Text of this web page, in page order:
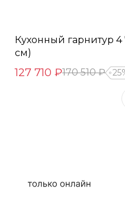
Кухонный гарнитур
см)
127 710 ₽170 510 ₽